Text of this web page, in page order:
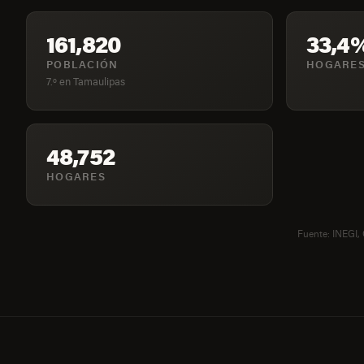
161,820
POBLACIÓN
7.º en Tamaulipas
48,752
HOGARES
Fuente: